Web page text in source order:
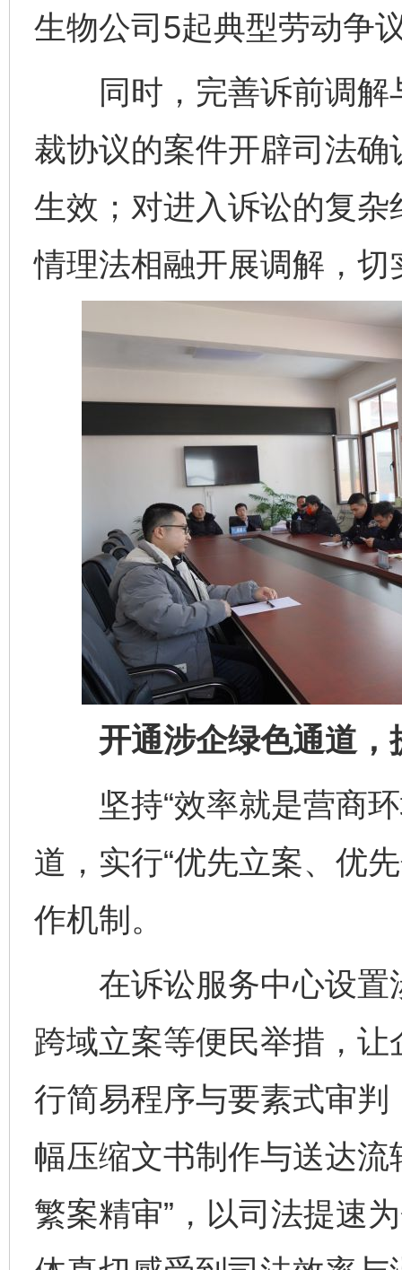
生物公司5起典型劳动争
同时，完善诉前调解
裁协议的案件开辟司法确
生效；对进入诉讼的复杂
情理法相融开展调解，
开通涉企绿色通道，
坚持“效率就是营商环
道，实行“优先立案、优
作机制。
在诉讼服务中心设置
跨域立案等便民举措，让
行简易程序与要素式审
幅压缩文书制作与送达流
繁案精审”，以司法提速